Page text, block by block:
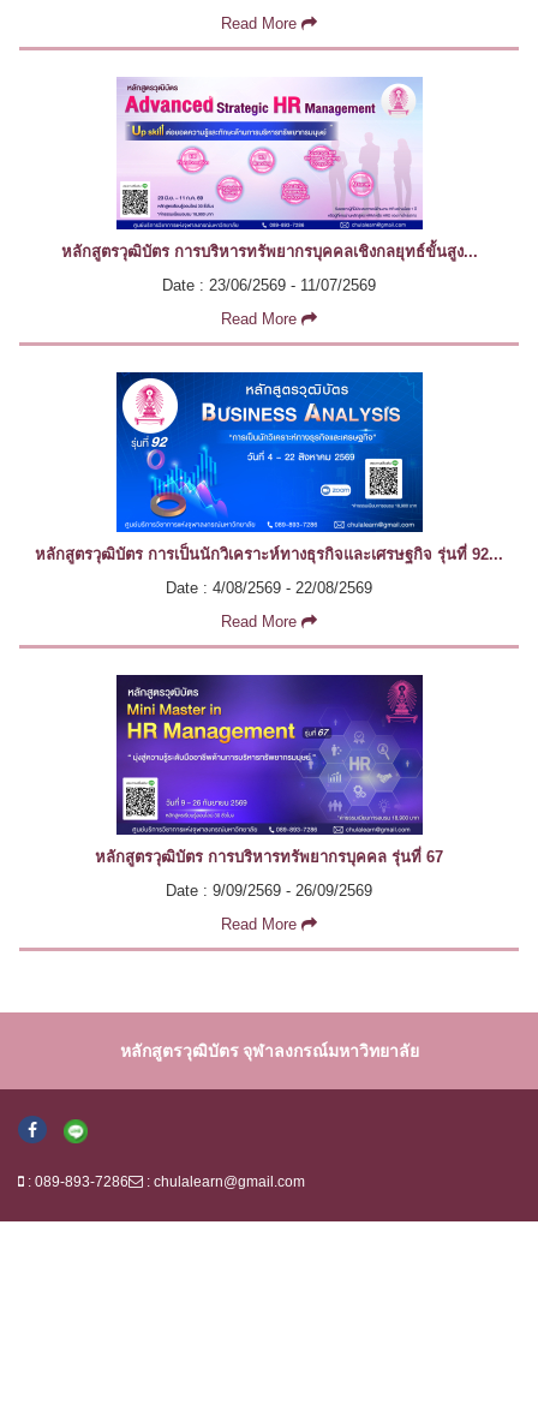
Read More
หลักสูตรวุฒิบัตร การบริหารทรัพยากรบุคคลเชิงกลยุทธ์ขั้นสูง...
Date : 23/06/2569 - 11/07/2569
Read More
หลักสูตรวุฒิบัตร การเป็นนักวิเคราะห์ทางธุรกิจและเศรษฐกิจ รุ่นที่ 92...
Date : 4/08/2569 - 22/08/2569
Read More
หลักสูตรวุฒิบัตร การบริหารทรัพยากรบุคคล รุ่นที่ 67
Date : 9/09/2569 - 26/09/2569
Read More
หลักสูตรวุฒิบัตร จุฬาลงกรณ์มหาวิทยาลัย
: 089-893-7286 : chulalearn@gmail.com